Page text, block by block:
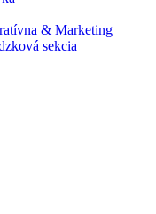
& Marketing
sekcia